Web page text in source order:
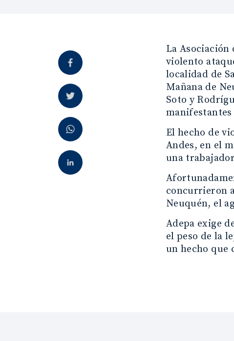
La
violento
localidad de
Mañana de
Soto y
manifestantes
El hecho de
Andes, en el
una
concurrieron
Neuquén, el
Adepa exige
el peso de la
un hecho que